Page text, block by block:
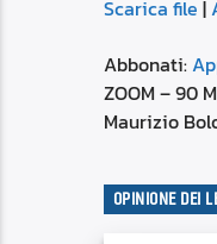
Spotify
LINK
EMBED
Scarica file |
Abbonati:
ZOOM – 90
Maurizio
OPINIONE DEI